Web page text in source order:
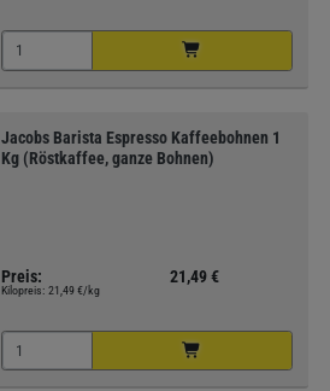
Jacobs Barista Espresso Kaffeebohnen 1
Kg (Röstkaffee, ganze Bohnen)
Preis: 21,49 €
Kilopreis: 21,49 €/kg